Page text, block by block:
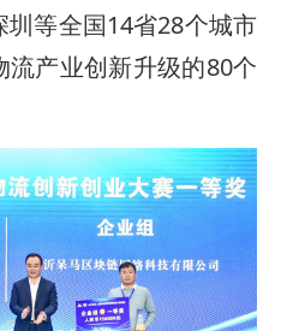
等全国14省28个城市
产业创新升级的80个